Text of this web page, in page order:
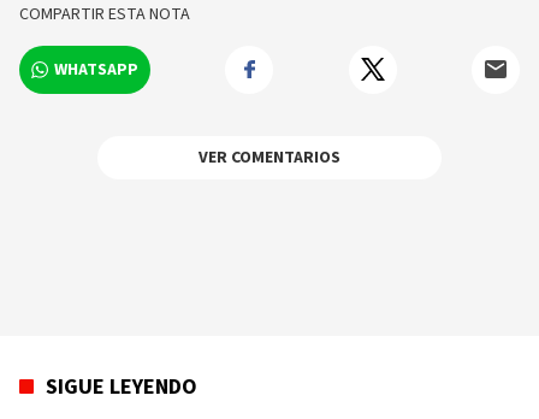
COMPARTIR ESTA NOTA
WHATSAPP
VER COMENTARIOS
SIGUE LEYENDO